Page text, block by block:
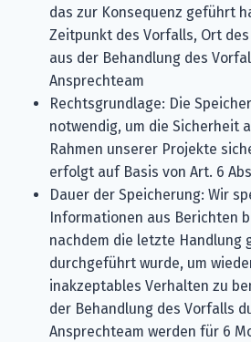
das zur Konsequenz geführt
Zeitpunkt des Vorfalls, Ort
aus der Behandlung des
Ansprechteam
Rechtsgrundlage: Die
notwendig, um die Sicherheit
Rahmen unserer Projekte
erfolgt auf Basis von Art. 6
Dauer der Speicherung: Wir
Informationen aus Berichten
nachdem die letzte Handlung
durchgeführt wurde, um
inakzeptables Verhalten zu
der Behandlung des Vorfalls
Ansprechteam werden für 6